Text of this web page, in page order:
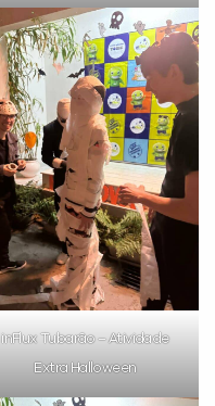
inFlux Tubarão – Atividade
Extra Halloween